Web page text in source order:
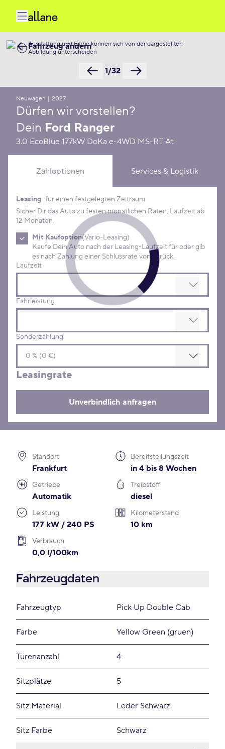
Ausstattung und Farbe können sich von der dargestellten
Abbildung unterscheiden
1/32
Fahrzeug ändern
Neuwagen | 2027
Dürfen wir vorstellen?
Dein Ford Ranger
3.0 EcoBlue 177kW DoKa e-4WD MS-RT At
Zahloptionen Services & Logistik
Leasing Konditionen
Leasing für einen festgelegten Zeitraum
Sicher Dir das Auto zu festen monatlichen Raten. Laufzeit ab
12 Monaten.
Mit Kaufoption(Vario-Leasing)
Kaufe Dein Auto nach der Leasing-Laufzeit für oder gib
es nach Zahlung einer Schlussrate von zurück.
Laufzeit
Fahrleistung
Sonderzahlung
Leasingrate
Unverbindlich anfragen
Standort
Frankfurt
Bereitstellungszeit
in 4 bis 8 Wochen
Getriebe
Automatik
Treibstoff
diesel
Leistung
177 kW / 240 PS
Kilometerstand
10 km
Verbrauch
0,0 l/100km
Fahrzeugdaten
Fahrzeugtyp Pick Up Double Cab
Farbe Yellow Green (gruen)
Türenanzahl 4
Sitzplätze 5
Sitz Material Leder Schwarz
Sitz Farbe Schwarz